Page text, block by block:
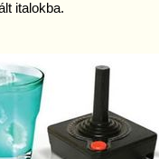
italokba.